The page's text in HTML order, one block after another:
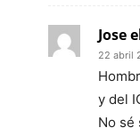
Jose
22 abril
y del
No sé